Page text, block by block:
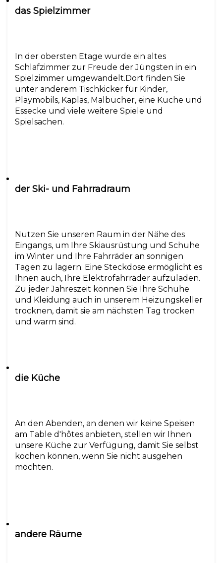
das Spielzimmer
In der obersten Etage wurde ein altes
Schlafzimmer zur Freude der Jüngsten in ein
Spielzimmer umgewandelt.Dort finden Sie
unter anderem Tischkicker für Kinder,
Playmobils, Kaplas, Malbücher, eine Küche und
Essecke und viele weitere Spiele und
Spielsachen.
der Ski- und Fahrradraum
Nutzen Sie unseren Raum in der Nähe des
Eingangs, um Ihre Skiausrüstung und Schuhe
im Winter und Ihre Fahrräder an sonnigen
Tagen zu lagern. Eine Steckdose ermöglicht es
Ihnen auch, Ihre Elektrofahrräder aufzuladen.
Zu jeder Jahreszeit können Sie Ihre Schuhe
und Kleidung auch in unserem Heizungskeller
trocknen, damit sie am nächsten Tag trocken
die Küche
An den Abenden, an denen wir keine Speisen
am Table d'hôtes anbieten, stellen wir Ihnen
unsere Küche zur Verfügung, damit Sie selbst
kochen können, wenn Sie nicht ausgehen
möchten.
andere Räume